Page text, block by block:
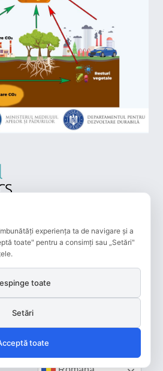
efectuate pe acest site
de către Netopia Payments
de 3D-Secure.
experiența ta de navigare și a
toate" pentru a consimți sau „Setări"
toate
Setări
toate